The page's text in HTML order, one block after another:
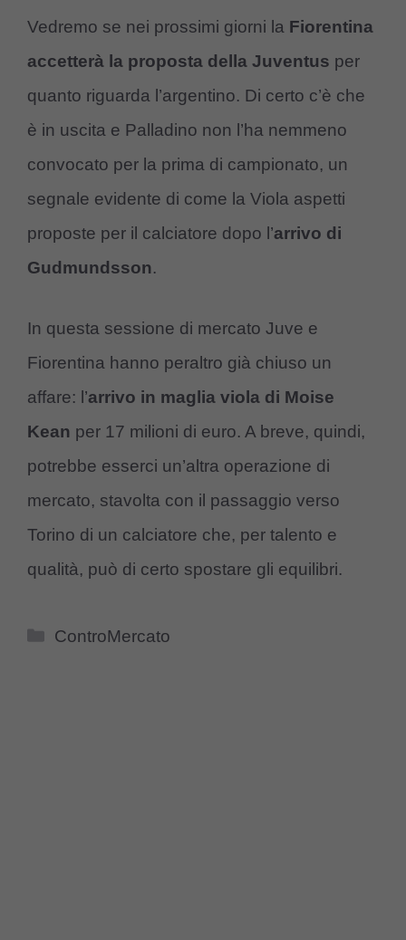
Vedremo se nei prossimi giorni la Fiorentina
accetterà la proposta della Juventus per
quanto riguarda l’argentino. Di certo c’è che
è in uscita e Palladino non l’ha nemmeno
convocato per la prima di campionato, un
segnale evidente di come la Viola aspetti
proposte per il calciatore dopo l’arrivo di
Gudmundsson.
In questa sessione di mercato Juve e
Fiorentina hanno peraltro già chiuso un
affare: l’arrivo in maglia viola di Moise
Kean per 17 milioni di euro. A breve, quindi,
potrebbe esserci un’altra operazione di
mercato, stavolta con il passaggio verso
Torino di un calciatore che, per talento e
qualità, può di certo spostare gli equilibri.
Categorie
ControMercato